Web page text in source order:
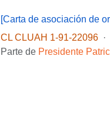
[Carta de asociación de
CL CLUAH 1-91-22096
·
Parte de Presidente